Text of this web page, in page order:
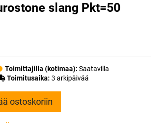
slang Pkt=50
Toimittajilla (kotimaa): Saatavilla
Toimitusaika: 3 arkipäivää
ostoskoriin